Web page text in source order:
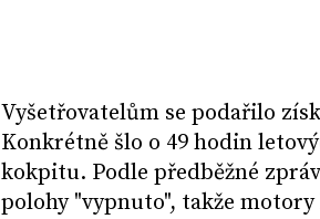
Vyšetřovatelům se podařilo
Konkrétně šlo o 49 hodin
kokpitu. Podle předběžné
polohy "vypnuto", takže